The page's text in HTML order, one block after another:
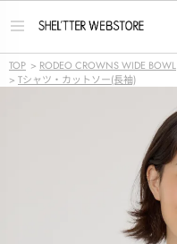
メ
ー
を
TOP > RODEO CROWNS WIDE BOWL
> Tシャツ・カットソー(長袖)